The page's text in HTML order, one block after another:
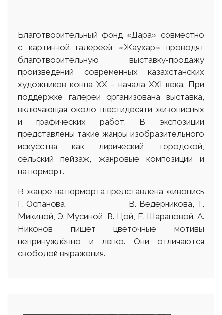
Благотворительный фонд «Дара» совместно
с картинной галереей «Жаухар» проводят
благотворительную выставку-продажу
произведений современных казахстанских
художников конца XX – начала XXI века. При
поддержке галереи организована выставка,
включающая около шестидесяти живописных
и графических работ. В экспозиции
представлены такие жанры изобразительного
искусства как лирический, городской,
сельский пейзаж, жанровые композиции и
натюрморт.
В жанре натюрморта представлена живопись
Г. Оспанова, В. Ведерникова, Т.
Микиной, Э. Мусиной, В. Цой, Е. Шараповой. А.
Никонов пишет цветочные мотивы
непринуждённо и легко. Они отличаются
свободой выражения.